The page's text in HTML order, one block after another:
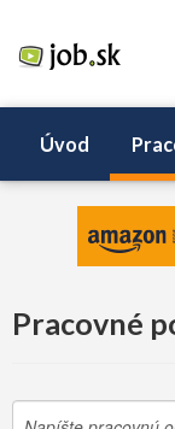
Úvod
Pracovné